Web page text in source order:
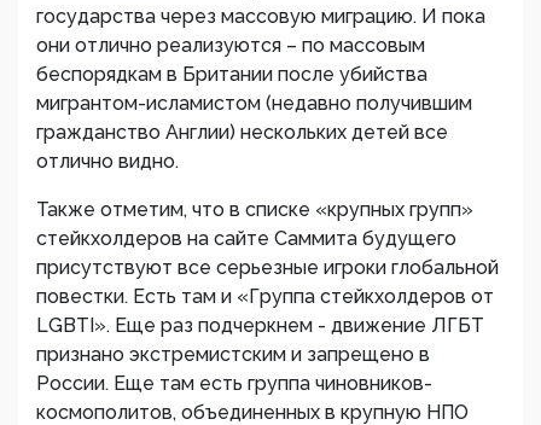
государства через массовую миграцию. И пока
они отлично реализуются – по массовым
беспорядкам в Британии после убийства
мигрантом-исламистом (недавно получившим
гражданство Англии) нескольких детей все
отлично видно.
Также отметим, что в списке «крупных групп»
стейкхолдеров на сайте Саммита будущего
присутствуют все серьезные игроки глобальной
повестки. Есть там и «Группа стейкхолдеров от
LGBTI». Еще раз подчеркнем - движение ЛГБТ
признано экстремистским и запрещено в
России. Еще там есть группа чиновников-
космополитов, объединенных в крупную НПО